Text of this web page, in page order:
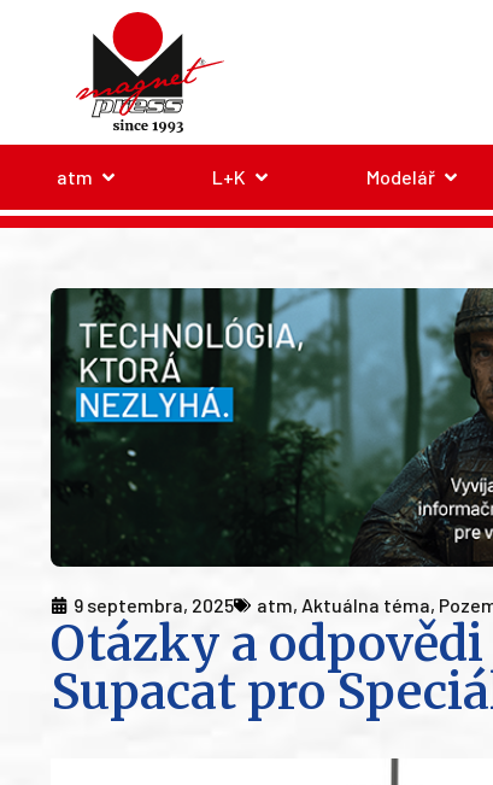
atm L+K Modelář
9 septembra, 2025 atm, Aktuálna téma,
Otázky a
Supacat pro